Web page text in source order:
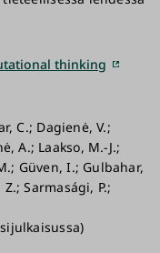
thinking
C.; Dagienė, V.;
A.; Laakso, M.-J.;
Güven, I.; Gulbahar,
Sarmasági, P.;